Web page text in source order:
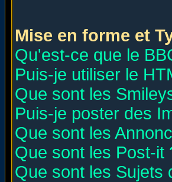
Mise en forme et
Qu'est-ce que le
Puis-je utiliser le
Que sont les
Puis-je poster des
Que sont les
Que sont les Post-it
Que sont les Sujets